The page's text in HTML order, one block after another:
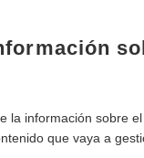
la información sobre
que vaya a